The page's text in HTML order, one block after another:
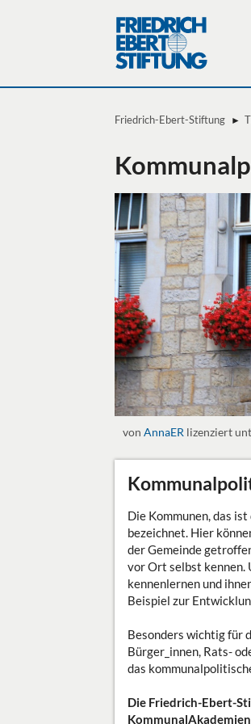
Friedrich-Ebert-Stiftung
von AnnaER lizenziert
Die Kommunen, das
bezeichnet. Hier
der Gemeinde
vor Ort selbst kennen.
kennenlernen und
Beispiel zur
Besonders wichtig für
Bürger_innen, Rats-
das
Die Friedrich-Ebert-